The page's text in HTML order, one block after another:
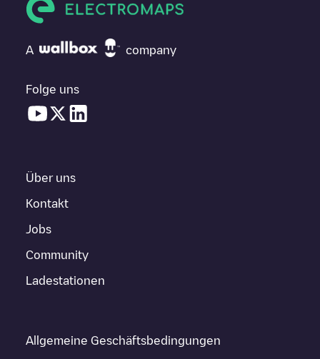
A company
Folge uns
Über uns
Kontakt
Jobs
Community
Ladestationen
Allgemeine Geschäftsbedingungen